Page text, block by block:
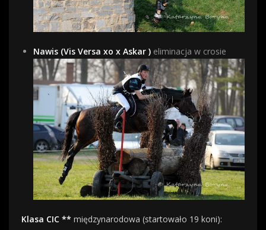
Nawis (Vis Versa xo x Askar ) eliminacja w crosie
Klasa CIC ** międzynarodowa (startowało 19 koni):